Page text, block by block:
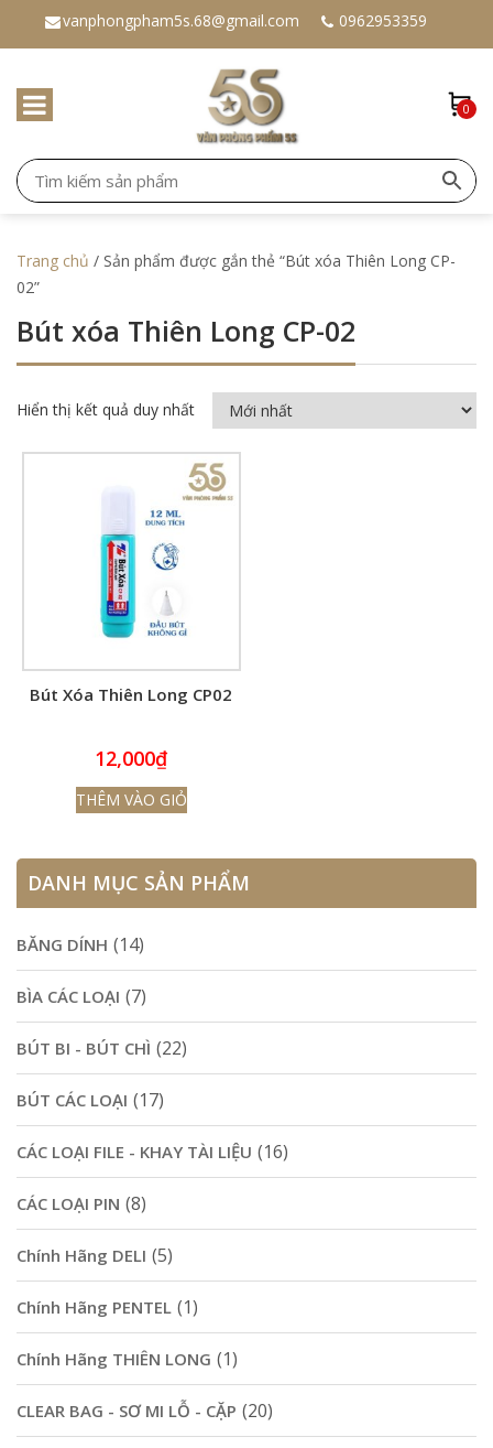
vanphongpham5s.68@gmail.com 0962953359
0
Trang chủ / Sản phẩm được gắn thẻ “Bút xóa Thiên Long CP-
02”
Bút xóa Thiên Long CP-02
Hiển thị kết quả duy nhất
Bút Xóa Thiên Long CP02
12,000₫
THÊM VÀO GIỎ
DANH MỤC SẢN PHẨM
BĂNG DÍNH (14)
BÌA CÁC LOẠI (7)
BÚT BI - BÚT CHÌ (22)
BÚT CÁC LOẠI (17)
CÁC LOẠI FILE - KHAY TÀI LIỆU (16)
CÁC LOẠI PIN (8)
Chính Hãng DELI (5)
Chính Hãng PENTEL (1)
Chính Hãng THIÊN LONG (1)
CLEAR BAG - SƠ MI LỖ - CẶP (20)